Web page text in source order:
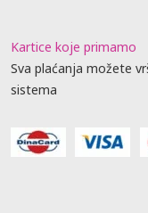
Kartice koje primamo
Sva plaćanja možete
sistema